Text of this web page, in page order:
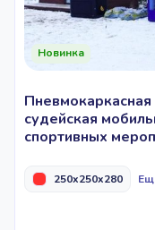
Новинка
Пневмокаркасная
судейская
спортивных
250x250x280